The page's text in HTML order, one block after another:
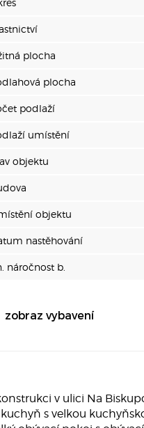
plocha
plocha
podlaží
umístění
objektu
objektu
nastěhování
náročnost b.
zobraz vybavení
v ulici Na
s velkou